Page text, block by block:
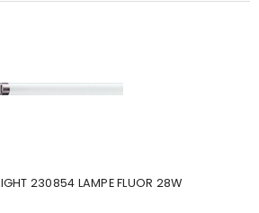
230854 LAMPE FLUOR 28W